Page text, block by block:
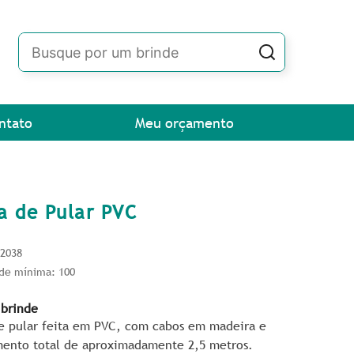
Meu orçamento
de Pular PVC
mínima: 100
pular feita em PVC, com cabos em madeira e
total de aproximadamente 2,5 metros.